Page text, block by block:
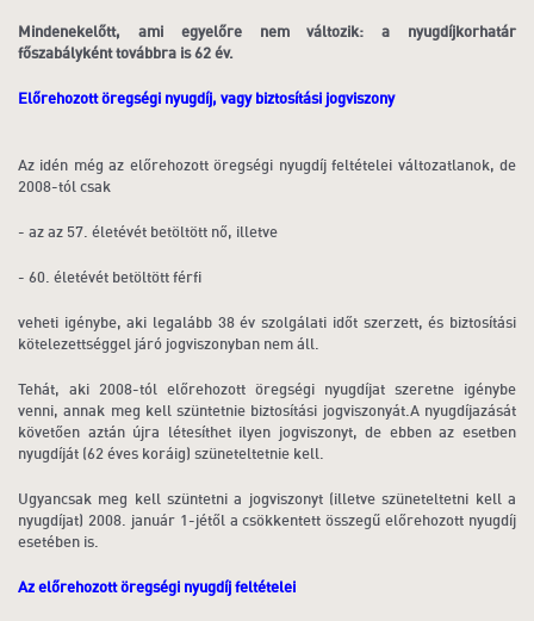
Mindenekelőtt, ami egyelőre nem változik: a nyugdíjkorhatár
főszabályként továbbra is 62 év.
Előrehozott öregségi nyugdíj, vagy biztosítási jogviszony
Az idén még az előrehozott öregségi nyugdíj feltételei változatlanok, de
2008-tól csak
- az az 57. életévét betöltött nő, illetve
- 60. életévét betöltött férfi
veheti igénybe, aki legalább 38 év szolgálati időt szerzett, és biztosítási
kötelezettséggel járó jogviszonyban nem áll.
Tehát, aki 2008-tól előrehozott öregségi nyugdíjat szeretne igénybe
venni, annak meg kell szüntetnie biztosítási jogviszonyát.A nyugdíjazását
követően aztán újra létesíthet ilyen jogviszonyt, de ebben az esetben
nyugdíját (62 éves koráig) szüneteltetnie kell.
Ugyancsak meg kell szüntetni a jogviszonyt (illetve szüneteltetni kell a
nyugdíjat) 2008. január 1-jétől a csökkentett összegű előrehozott nyugdíj
esetében is.
Az előrehozott öregségi nyugdíj feltételei